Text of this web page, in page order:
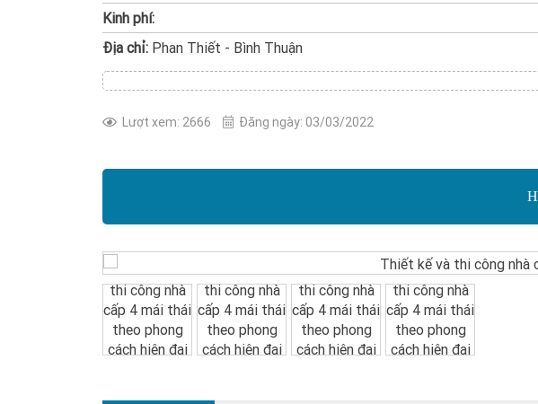
Kinh phí:
Địa chỉ: Phan Thiết - Bình Thuận
Lượt xem: 2666 Đăng ngày: 03/03/2022